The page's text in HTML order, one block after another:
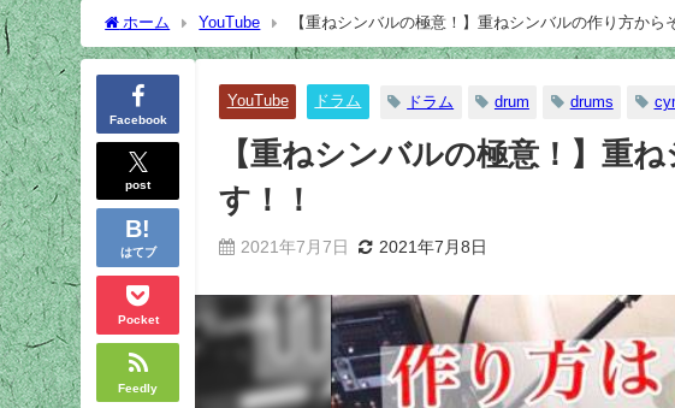
ホーム YouTube 【重ねシンバルの極意！】重ねシンバルの作り方から
Facebook
post
はてブ
Pocket
Feedly
YouTube ドラム ドラム drum drums
【重ねシンバルの極意！】重
す！！
2021年7月7日 2021年7月8日